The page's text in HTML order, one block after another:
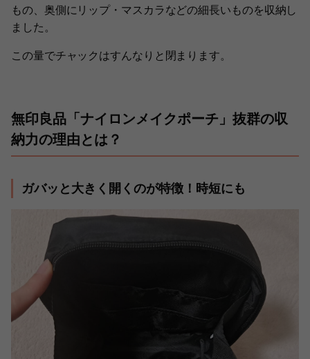
もの、奥側にリップ・マスカラなどの細長いものを収納し
ました。
この量でチャックはすんなりと閉まります。
無印良品「ナイロンメイクポーチ」抜群の収
納力の理由とは？
ガバッと大きく開くのが特徴！時短にも